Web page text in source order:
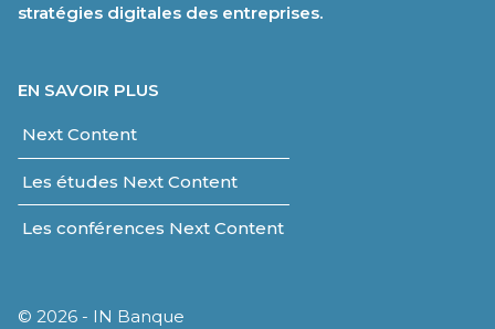
stratégies digitales des entreprises.
EN SAVOIR PLUS
Next Content
Les études Next Content
Les conférences Next Content
© 2026 - IN Banque